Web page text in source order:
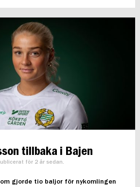
tillbaka i Bajen
för 2 år sedan.
gjorde tio baljor för nykomlingen